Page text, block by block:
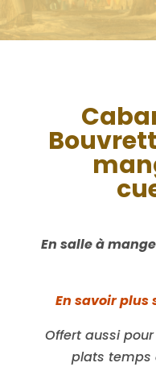
En salle à
En savoir plus
Offert aussi
plats temps